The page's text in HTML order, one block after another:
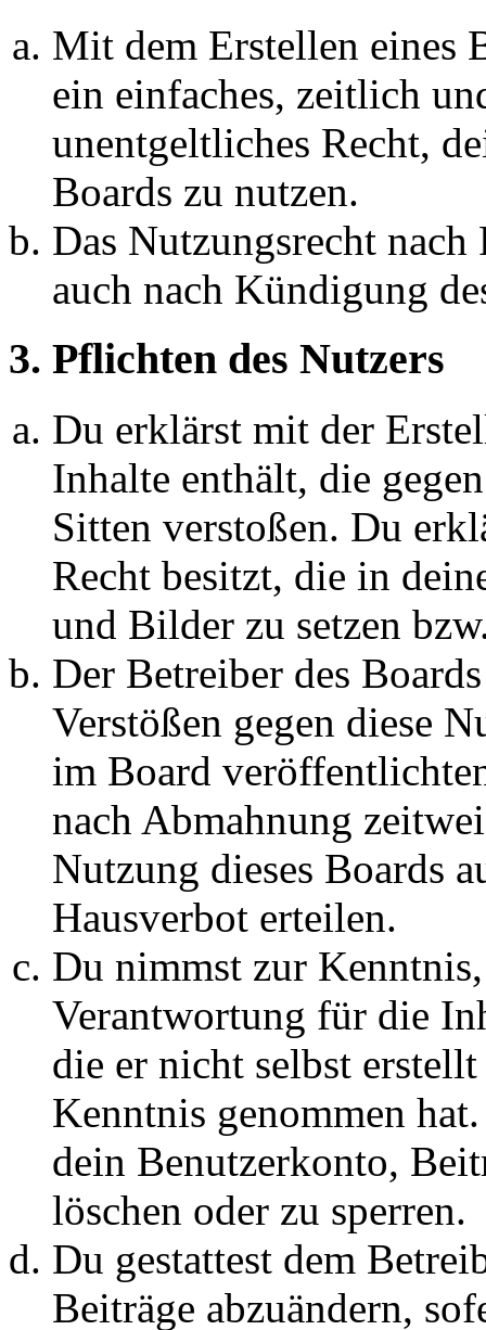
Mit dem Erstellen eines
ein einfaches, zeitlich
unentgeltliches Recht,
Boards zu nutzen.
Das Nutzungsrecht
auch nach Kündigung
3. Pflichten des Nutzers
Du erklärst mit der
Inhalte enthält, die
Sitten verstoßen. Du
Recht besitzt, die in
und Bilder zu setzen
Der Betreiber des
Verstößen gegen diese
im Board
nach Abmahnung
Nutzung dieses Boards
Hausverbot erteilen.
Du nimmst zur
Verantwortung für die
die er nicht selbst
Kenntnis genommen
dein Benutzerkonto,
löschen oder zu sperren.
Du gestattest dem
Beiträge abzuändern,